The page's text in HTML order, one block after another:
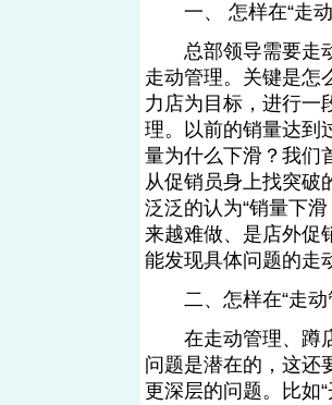
一、 怎样在“走
总部领导需要走动
走动管理。关键是怎
力店为目标，进行一
理。以前的销量达到
量为什么下滑？我们
从促销员身上找突破
泛泛的认为“销量下
来越难做、是店外促
能发现具体问题的
二、怎样在“走动
在走动管理、蹲店
问题是潜在的，这还
更深层的问题。比如